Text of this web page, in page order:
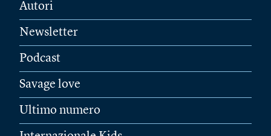
Autori
Newsletter
Podcast
Savage love
Ultimo numero